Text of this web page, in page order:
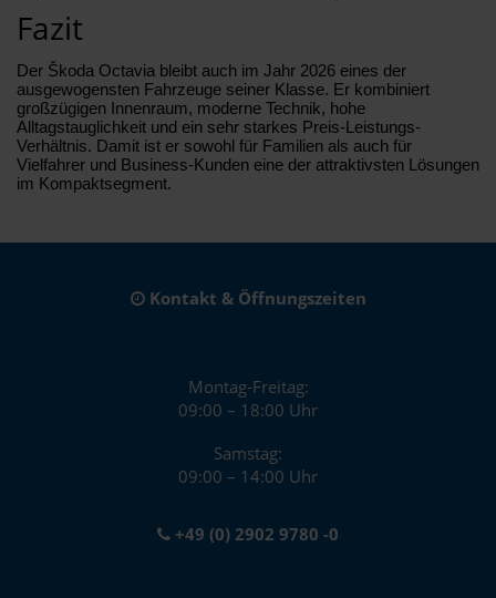
Fazit
Der Škoda Octavia bleibt auch im Jahr 2026 eines der
ausgewogensten Fahrzeuge seiner Klasse. Er kombiniert
großzügigen Innenraum, moderne Technik, hohe
Alltagstauglichkeit und ein sehr starkes Preis-Leistungs-
Verhältnis. Damit ist er sowohl für Familien als auch für
Vielfahrer und Business-Kunden eine der attraktivsten Lösungen
im Kompaktsegment.
Kontakt & Öffnungszeiten
Montag-Freitag:
09:00 – 18:00 Uhr
Samstag:
09:00 – 14:00 Uhr
+49 (0) 2902 9780 -0